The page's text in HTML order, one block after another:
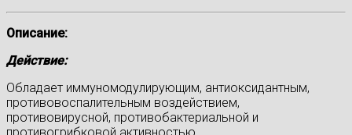
Описание:
Действие:
Обладает иммуномодулирующим, антиоксидантным,
противовоспалительным воздействием,
противовирусной, противобактериальной и